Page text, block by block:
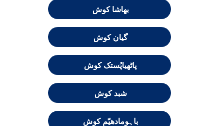
بھاشا کوش
گیان کوش
پاٹھیاپُستک کوش
شبد کوش
باہومادھیّم کوش